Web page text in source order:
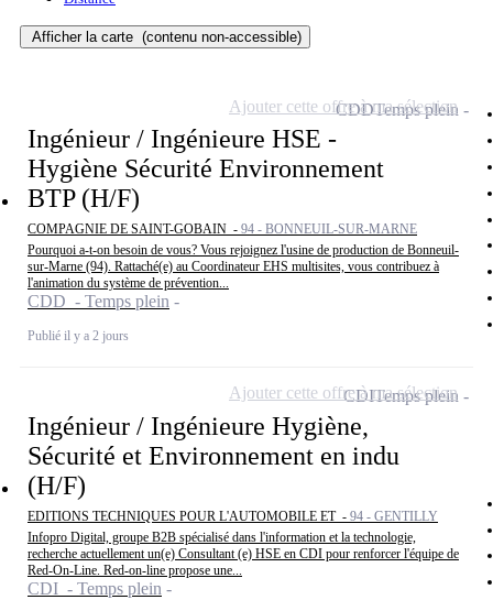
Afficher la carte (contenu non-accessible)
Ingénieur / Ingénieure HSE -
Hygiène Sécurité Environnement
BTP (H/F)
COMPAGNIE DE SAINT-GOBAIN - 94 - BONNEUIL-SUR-MARNE
Pourquoi a-t-on besoin de vous? Vous rejoignez l'usine de production de Bonneuil-
sur-Marne (94). Rattaché(e) au Coordinateur EHS multisites, vous contribuez à
l'animation du système de prévention...
CDD - Temps plein
Publié il y a 2 jours
CDDTemps plein
Ajouter cette offre à ma sélection
Ingénieur / Ingénieure Hygiène,
Sécurité et Environnement en indu
(H/F)
EDITIONS TECHNIQUES POUR L'AUTOMOBILE ET - 94 - GENTILLY
Infopro Digital, groupe B2B spécialisé dans l'information et la technologie,
recherche actuellement un(e) Consultant (e) HSE en CDI pour renforcer l'équipe de
Red-On-Line. Red-on-line propose une...
CDI - Temps plein
CDITemps plein
Ajouter cette offre à ma sélection